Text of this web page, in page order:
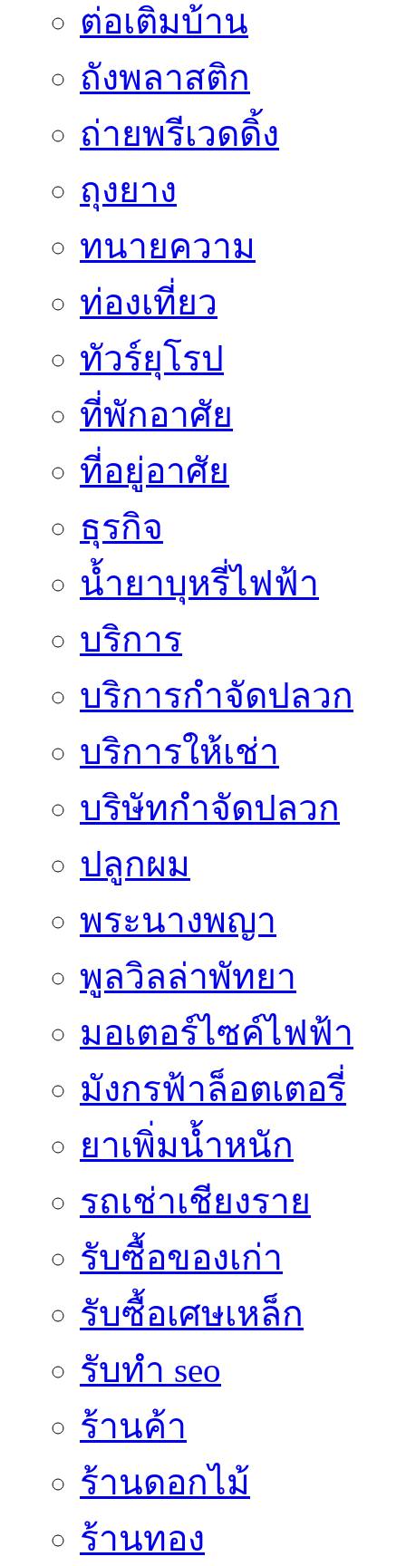
ต่อเติมบ้าน
ถังพลาสติก
ถ่ายพรีเวดดิ้ง
ถุงยาง
ทนายความ
ท่องเที่ยว
ทัวร์ยุโรป
ที่พักอาศัย
ที่อยู่อาศัย
ธุรกิจ
น้ำยาบุหรี่ไฟฟ้า
บริการ
บริการกำจัดปลวก
บริการให้เช่า
บริษัทกำจัดปลวก
ปลูกผม
พระนางพญา
พูลวิลล่าพัทยา
มอเตอร์ไซค์ไฟฟ้า
มังกรฟ้าล็อตเตอรี่
ยาเพิ่มน้ำหนัก
รถเช่าเชียงราย
รับซื้อของเก่า
รับซื้อเศษเหล็ก
รับทำ seo
ร้านค้า
ร้านดอกไม้
ร้านทอง